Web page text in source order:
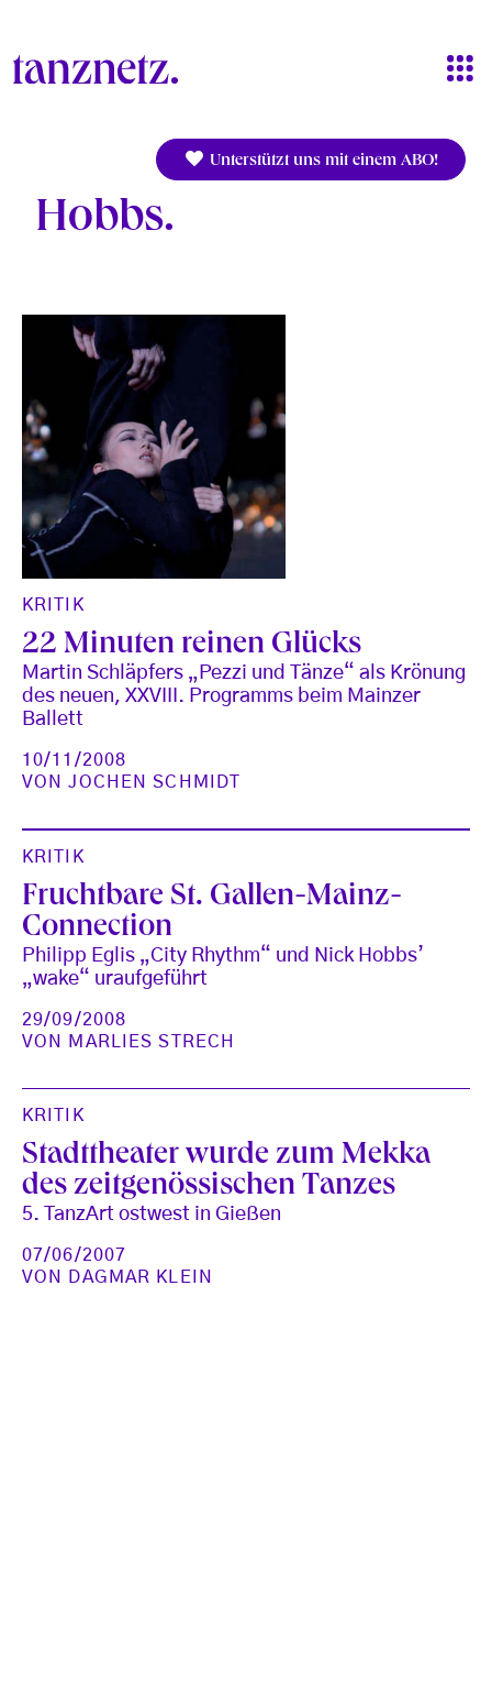
Unterstützt uns mit einem ABO!
Hobbs
KRITIK
22 Minuten reinen Glücks
Martin Schläpfers „Pezzi und Tänze“ als Krönung
des neuen, XXVIII. Programms beim Mainzer
Ballett
10/11/2008
VONJOCHEN SCHMIDT
KRITIK
Fruchtbare St. Gallen-Mainz-
Connection
Philipp Eglis „City Rhythm“ und Nick Hobbs’
„wake“ uraufgeführt
29/09/2008
VON MARLIES STRECH
KRITIK
Stadttheater wurde zum Mekka
des zeitgenössischen Tanzes
5. TanzArt ostwest in Gießen
07/06/2007
VON
DAGMAR KLEIN